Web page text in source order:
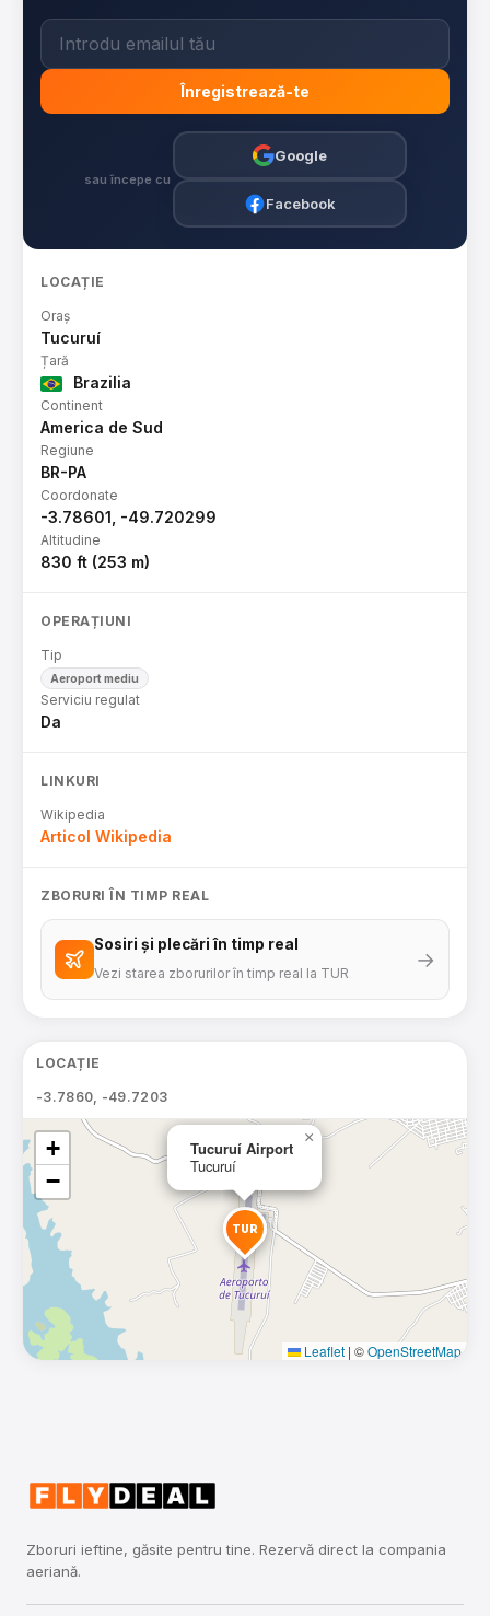
Înregistrează-te
sau începe cu
Google
Facebook
LOCAȚIE
Oraș
Tucuruí
Țară
Brazilia
Continent
America de Sud
Regiune
BR-PA
Coordonate
-3.78601, -49.720299
Altitudine
830 ft (253 m)
OPERAȚIUNI
Tip
Aeroport mediu
Serviciu regulat
Da
LINKURI
Wikipedia
Articol Wikipedia
ZBORURI ÎN TIMP REAL
Sosiri și plecări în timp real
Vezi starea zborurilor în timp real la TUR
→
LOCAȚIE
-3.7860, -49.7203
TUR
Tucuruí Airport
Tucuruí
×
+
−
Leaflet | ©OpenStreetMap
Zboruri ieftine, găsite pentru tine. Rezervă direct la compania
aeriană.